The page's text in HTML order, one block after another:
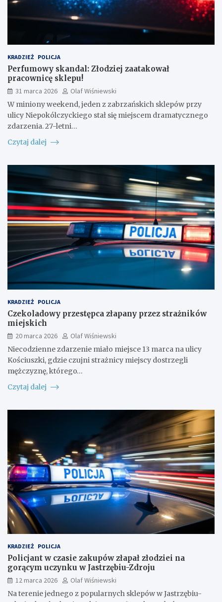
KRADZIEŻ POLICJA
Perfumowy skandal: Złodziej zaatakował
pracownicę sklepu!
31 marca 2026
Olaf Wiśniewski
W miniony weekend, jeden z zabrzańskich sklepów przy
ulicy Niepokólczyckiego stał się miejscem dramatycznego
zdarzenia. 27-letni…
Czytaj dalej
KRADZIEŻ POLICJA
Czekoladowy przestępca złapany przez strażników
miejskich
20 marca 2026
Olaf Wiśniewski
Niecodzienne zdarzenie miało miejsce 13 marca na ulicy
Kościuszki, gdzie czujni strażnicy miejscy dostrzegli
mężczyznę, którego…
Czytaj dalej
KRADZIEŻ POLICJA
Policjant w czasie zakupów złapał złodziei na
gorącym uczynku w Jastrzębiu-Zdroju
12 marca 2026
Olaf Wiśniewski
Na terenie jednego z popularnych sklepów w Jastrzębiu-